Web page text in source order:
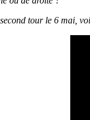
tour le 6 mai,